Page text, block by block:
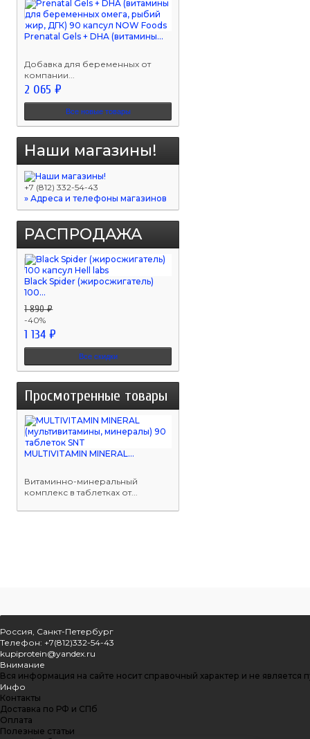
Prenatal Gels + DHA (витамины...
Добавка для беременных от
компании...
2 065 ₽
Все новые товары
Наши магазины!
+7 (812) 332-54-43
» Адреса и телефоны магазинов
РАСПРОДАЖА
Black Spider (жиросжигатель)
100...
1 890 ₽
-40%
1 134 ₽
Все скидки
Просмотренные товары
MULTIVITAMIN MINERAL...
Витаминно-минеральный
комплекс в таблетках от...
Россия, Санкт-Петербург
Телефон: +7(812)332-54-43
kupiprotein@yandex.ru
Внимание
Вся информация на сайте носит справочный характер и не
Инфо
Контакты
Доставка по РФ и СПб
Оплата
Полезные статьи